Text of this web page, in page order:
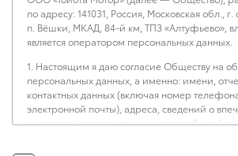
по адресу: 141031, Россия, Московская обл.,
п. Вёшки, МКАД, 84-й км, ТПЗ «Алтуфьево», вл.
является оператором персональных данных.
1. Настоящим я даю согласие Обществу на
персональных данных, а именно: имени,
контактных данных (включая номер
электронной почты), адреса, сведений о
интересах, предпочтениях к автомобилю(-
системы устройства и модели мобильного